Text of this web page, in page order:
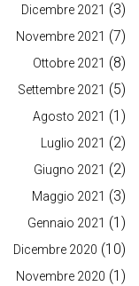
Dicembre 2021 (3)
Novembre 2021 (7)
Ottobre 2021 (8)
Settembre 2021 (5)
Agosto 2021 (1)
Luglio 2021 (2)
Giugno 2021 (2)
Maggio 2021 (3)
Gennaio 2021 (1)
Dicembre 2020 (10)
Novembre 2020 (1)